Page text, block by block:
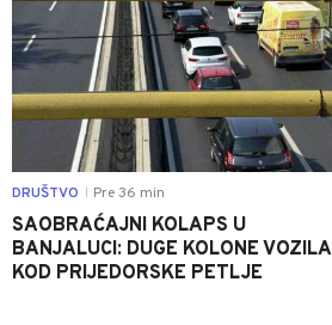
DRUŠTVO Pre 36 min
SAOBRAĆAJNI KOLAPS U
BANJALUCI: DUGE KOLONE VOZILA
KOD PRIJEDORSKE PETLJE